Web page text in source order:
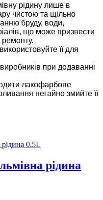
рідину лише в
чистою та щільно
бруду, води,
що може призвести
її для
при додаванні
лакофарбове
негайно змийте її
рідина